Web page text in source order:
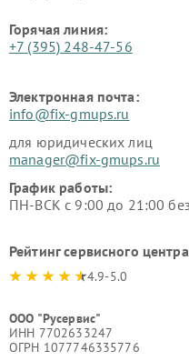
Горячая линия:
+7 (395) 248-47-56
Электронная почта:
info@fix-gmups.ru
для юридических лиц
manager@fix-gmups.ru
График работы:
ПН-ВСК с 9:00 до 21:00
Рейтинг сервисного центра
4.9-5.0
ООО "Русервис"
ИНН 7702633247
ОГРН 1077746335776